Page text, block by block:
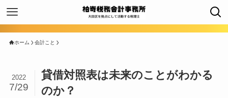
ホーム 会計こと
貸借対照表は未来のことがわかる
のか？
2022
7/29